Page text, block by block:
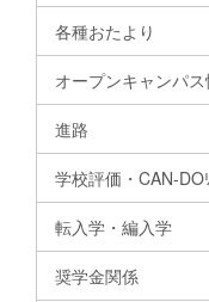
各種おたより
オープンキャンパ
進路
学校評価・CAN-DO
転入学・編入学
奨学金関係